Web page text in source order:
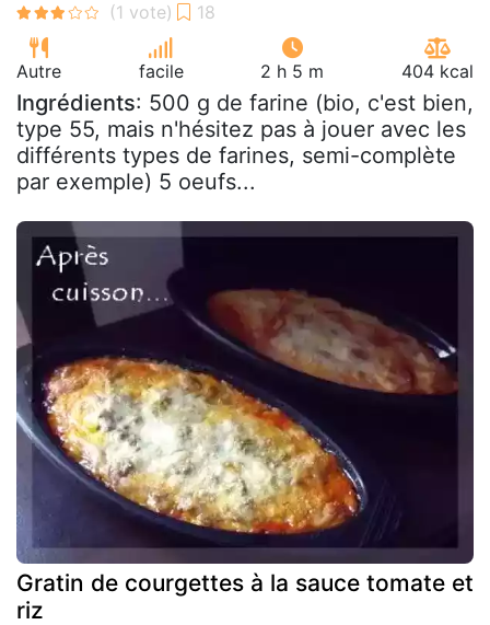
Autre facile 2 h 5 m 404 kcal
Ingrédients: 500 g de farine (bio, c'est bien,
type 55, mais n'hésitez pas à jouer avec les
différents types de farines, semi-complète
par exemple) 5 oeufs...
Gratin de courgettes à la sauce tomate et
riz